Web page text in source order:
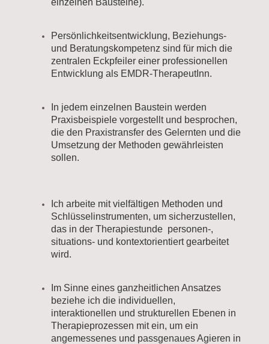
einzelnen Bausteine).
Persönlichkeitsentwicklung, Beziehungs-
und Beratungskompetenz sind für mich die
zentralen Eckpfeiler einer professionellen
Entwicklung als EMDR-TherapeutInn.
In jedem einzelnen Baustein werden
Praxisbeispiele vorgestellt und besprochen,
die den Praxistransfer des Gelernten und die
Umsetzung der Methoden gewährleisten
sollen.
Ich arbeite mit vielfältigen Methoden und
Schlüsselinstrumenten, um sicherzustellen,
das in der Therapiestunde personen-,
situations- und kontextorientiert gearbeitet
wird.
Im Sinne eines ganzheitlichen Ansatzes
beziehe ich die individuellen,
interaktionellen und strukturellen Ebenen in
Therapieprozessen mit ein, um ein
angemessenes und passgenaues Agieren in